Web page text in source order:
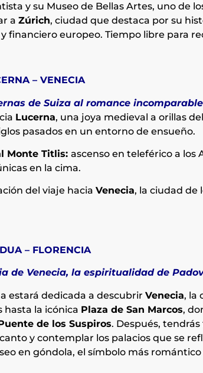
y su Museo de Bellas Artes, uno de
a Zúrich, ciudad que destaca por su
financiero europeo. Tiempo libre para
– VENECIA
de Suiza al romance
Lucerna, una joya medieval a orillas
pasados en un entorno de ensueño.
Monte Titlis: ascenso en teleférico a los
en la cima.
del viaje hacia Venecia, la ciudad de
– FLORENCIA
de Venecia, la espiritualidad de
estará dedicada a descubrir Venecia, la
hasta la icónica Plaza de San Marcos,
de los Suspiros. Después,
y contemplar los palacios que se
en góndola, el símbolo más